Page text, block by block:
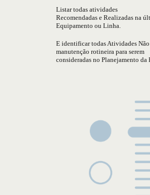
Listar todas atividades
Recomendadas e Realizadas na
Equipamento ou Linha.
E identificar todas Atividades
manutenção rotineira para serem
consideradas no Planejamento da